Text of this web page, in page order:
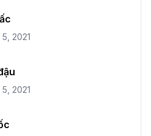
5, 2021
5, 2021